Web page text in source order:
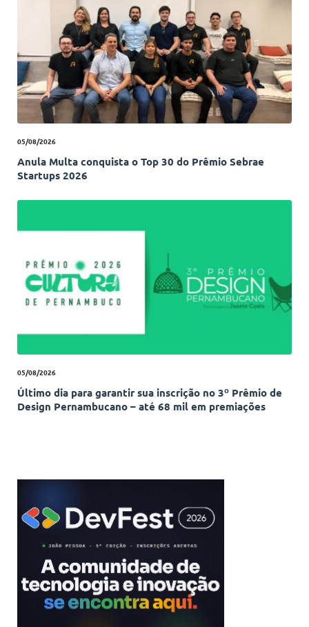
05/08/2026
Anula Multa conquista o Top 30 do Prêmio Sebrae
Startups 2026
05/08/2026
Último dia para garantir sua inscrição no 3º Prêmio de
Design Pernambucano – até 68 mil em premiações